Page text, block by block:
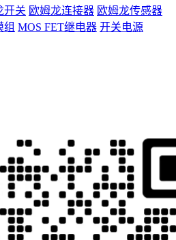
开关 欧姆龙连接器 欧姆龙传感器
组 MOS FET继电器 开关电源